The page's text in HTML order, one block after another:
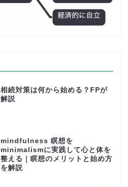
相続対策は何から始める？FPが
解説
mindfulness 瞑想を
minimalismに実践して心と体を
整える｜瞑想のメリットと始め方
を解説